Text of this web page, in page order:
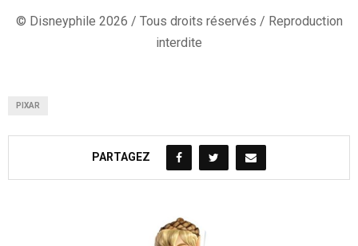
© Disneyphile 2026 / Tous droits réservés / Reproduction
interdite
PIXAR
PARTAGEZ